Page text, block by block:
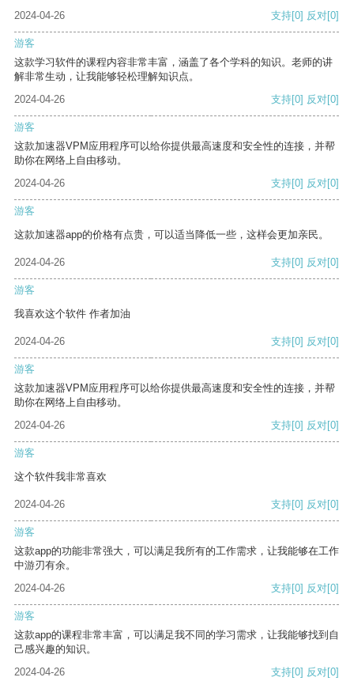
2024-04-26 支持[0] 反对[0]
游客
这款学习软件的课程内容非常丰富，涵盖了各个学科的知识。老师的讲
解非常生动，让我能够轻松理解知识点。
2024-04-26
支持[0] 反对[0]
游客
这款加速器VPM应用程序可以给你提供最高速度和安全性的连接，并帮
助你在网络上自由移动。
2024-04-26
支持[0] 反对[0]
游客
这款加速器app的价格有点贵，可以适当降低一些，这样会更加亲民。
2024-04-26 支持[0] 反对[0]
游客
我喜欢这个软件 作者加油
2024-04-26 支持[0] 反对[0]
游客
这款加速器VPM应用程序可以给你提供最高速度和安全性的连接，并帮
助你在网络上自由移动。
2024-04-26
支持[0] 反对[0]
游客
这个软件我非常喜欢
2024-04-26 支持[0] 反对[0]
游客
这款app的功能非常强大，可以满足我所有的工作需求，让我能够在工作
中游刃有余。
2024-04-26
支持[0] 反对[0]
游客
这款app的课程非常丰富，可以满足我不同的学习需求，让我能够找到自
己感兴趣的知识。
2024-04-26
支持[0] 反对[0]